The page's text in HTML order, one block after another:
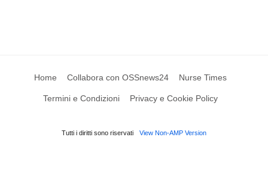
Home Collabora con OSSnews24 Nurse Times
Termini e Condizioni Privacy e Cookie Policy
Tutti i diritti sono riservati View Non-AMP Version